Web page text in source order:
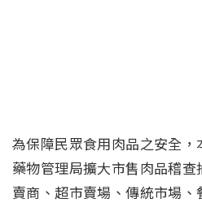
為保障民眾食用肉品之安全
藥物管理局擴大市售肉品稽
賣商、超市賣場、傳統市場